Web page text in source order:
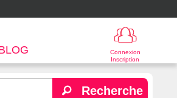
Connexion
Inscription
Recherche